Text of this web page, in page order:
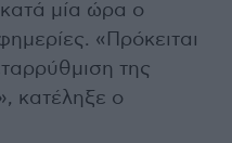
μία ώρα ο
«Πρόκειται
της
κατέληξε ο